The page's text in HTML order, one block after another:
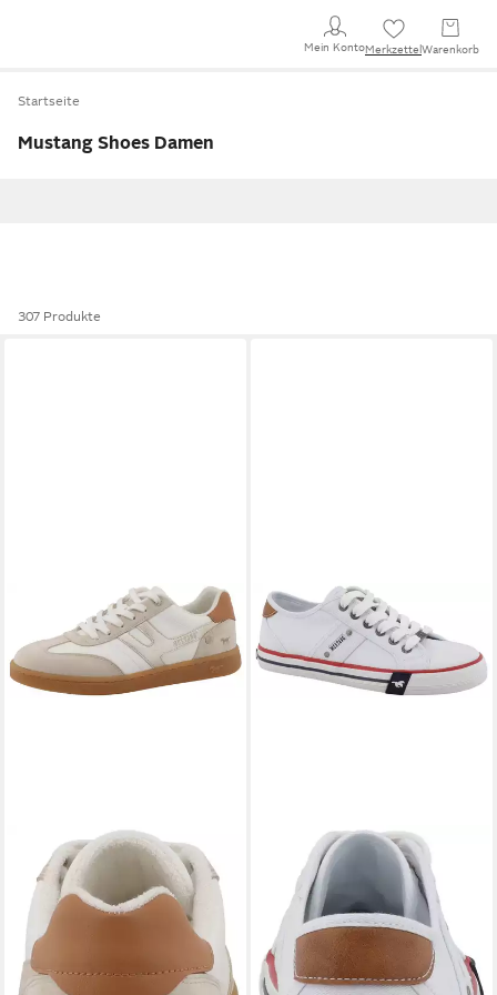
Mein KontoMerkzettel Warenkorb
Startseite
Mustang Shoes Damen
307 Produkte